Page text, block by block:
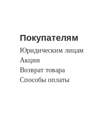
Покупателям
Юридическим лицам
Акции
Возврат товара
Способы оплаты